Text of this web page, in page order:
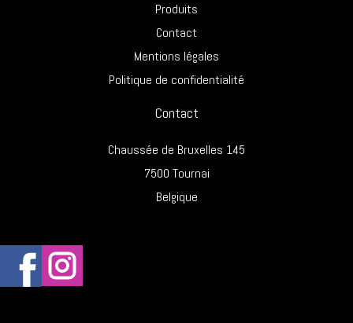
Produits
Contact
Mentions légales
Politique de confidentialité
Contact
Chaussée de Bruxelles 145
7500 Tournai
Belgique